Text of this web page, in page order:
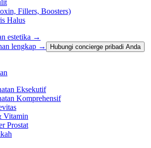
Fillers, Boosters)
Halus
estetika →
lengkap →
Hubungi concierge pribadi Anda
Eksekutif
Komprehensif
Vitamin
Prostat